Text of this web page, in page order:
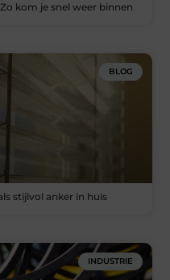
kom je snel weer binnen
BLOG
stijlvol anker in huis
INDUSTRIE